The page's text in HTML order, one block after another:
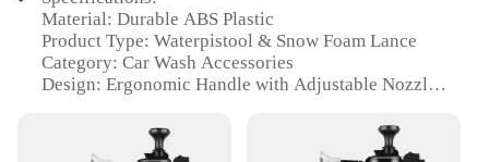
Material: Durable ABS Plastic
Product Type: Waterpistool & Snow Foam Lance
Category: Car Wash Accessories
Design: Ergonomic Handle with Adjustable Nozzle
Performance: High-Pressure Spray for Effective